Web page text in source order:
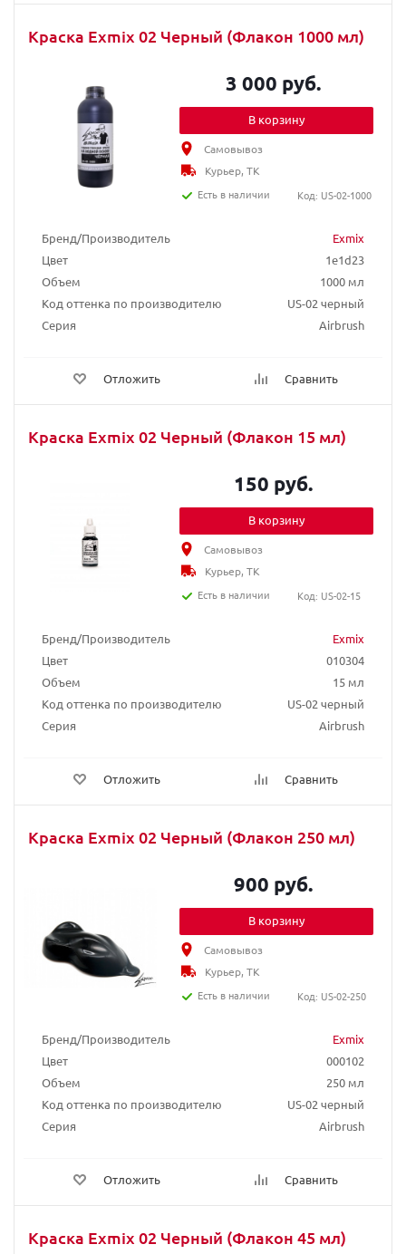
Краска Exmix 02 Черный (Флакон 1000 мл)
Бренд/Производитель
Exmix
Цвет
1e1d23
Объем
1000 мл
Код оттенка по производителю
US-02 черный
Серия
Airbrush
Отложить Сравнить
3 000 руб.
В корзину
Самовывоз
Курьер, ТК
Есть в наличии
Код: US-02-1000
Краска Exmix 02 Черный (Флакон 15 мл)
Бренд/Производитель
Exmix
Цвет
010304
Объем
15 мл
Код оттенка по производителю
US-02 черный
Серия
Airbrush
Отложить Сравнить
150 руб.
В корзину
Самовывоз
Курьер, ТК
Есть в наличии
Код: US-02-15
Краска Exmix 02 Черный (Флакон 250 мл)
Бренд/Производитель
Exmix
Цвет
000102
Объем
250 мл
Код оттенка по производителю
US-02 черный
Серия
Airbrush
Отложить Сравнить
900 руб.
В корзину
Самовывоз
Курьер, ТК
Есть в наличии
Код: US-02-250
Краска Exmix 02 Черный (Флакон 45 мл)